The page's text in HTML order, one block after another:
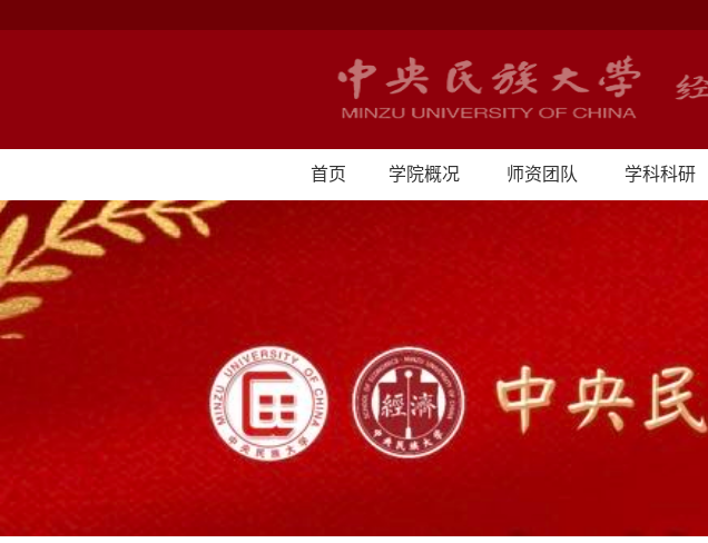
首页 学院概况 师资团队 学科科研